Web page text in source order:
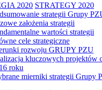
2020 STRATEGY 2020
strategii Grupy
założenia strategii
wartości strategii
cele strategiczne
rozwoju GRUPY PZU
kluczowych projektów
roku
mierniki strategii Grupy